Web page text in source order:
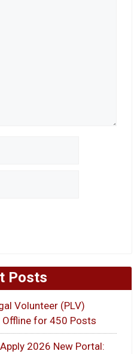
Posts
Volunteer (PLV)
for 450 Posts
2026 New Portal: